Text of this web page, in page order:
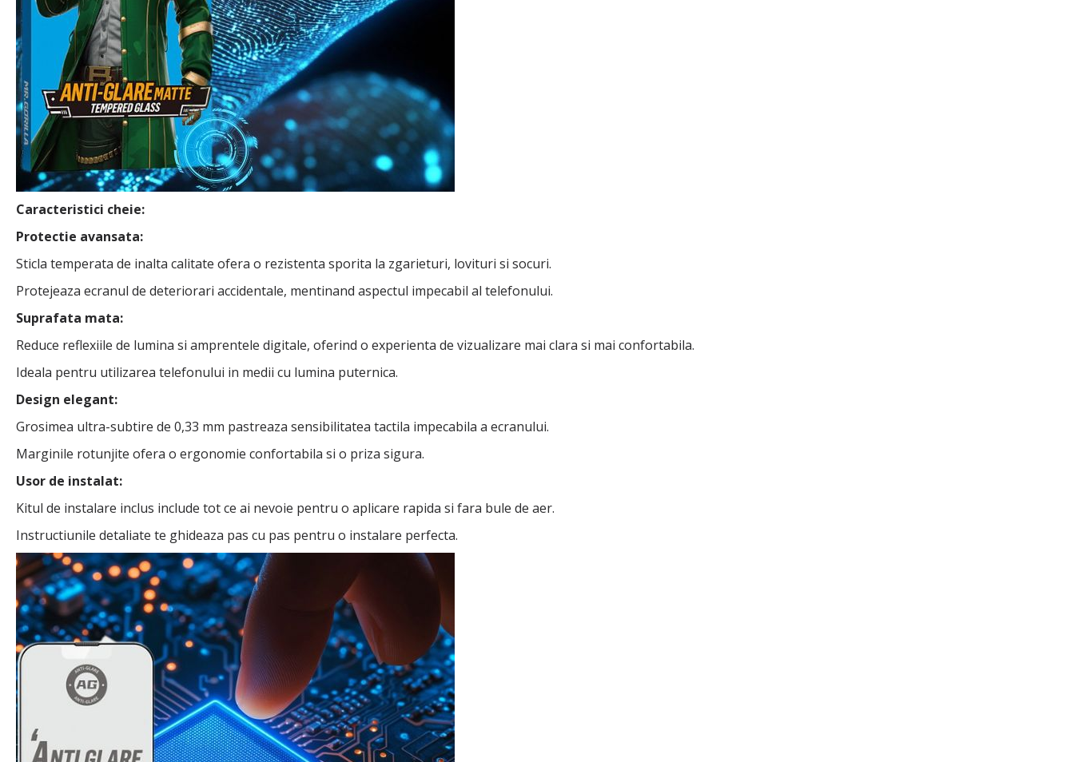
Caracteristici cheie:
Protectie avansata:
Sticla temperata de inalta calitate ofera o rezistenta sporita la zgarieturi, lovituri si socuri.
Protejeaza ecranul de deteriorari accidentale, mentinand aspectul impecabil al telefonului.
Suprafata mata:
Reduce reflexiile de lumina si amprentele digitale, oferind o experienta de vizualizare mai clara si mai confortabila.
Ideala pentru utilizarea telefonului in medii cu lumina puternica.
Design elegant:
Grosimea ultra-subtire de 0,33 mm pastreaza sensibilitatea tactila impecabila a ecranului.
Marginile rotunjite ofera o ergonomie confortabila si o priza sigura.
Usor de instalat:
Kitul de instalare inclus include tot ce ai nevoie pentru o aplicare rapida si fara bule de aer.
Instructiunile detaliate te ghideaza pas cu pas pentru o instalare perfecta.